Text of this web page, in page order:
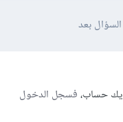
بعد
حساب،فسجل الدخول